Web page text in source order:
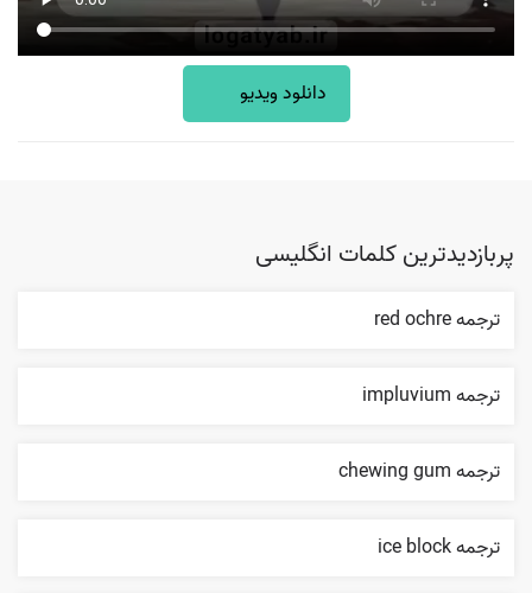
دانلود ویدیو
پربازدیدترین کلمات انگلیسی
ترجمه red ochre
ترجمه impluvium
ترجمه chewing gum
ترجمه ice block